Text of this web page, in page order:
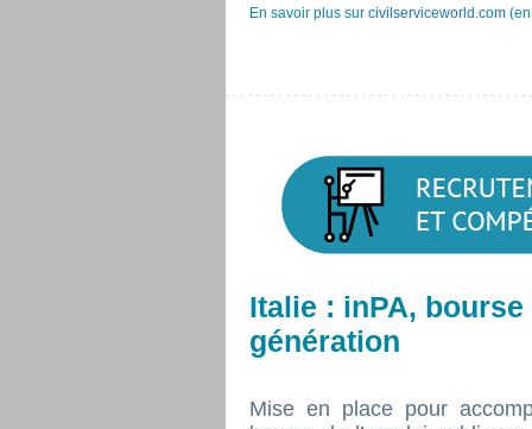
En savoir plus sur civilserviceworld.com
Italie : inPA,
génération
Mise en place pour